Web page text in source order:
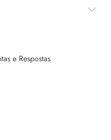
e Respostas